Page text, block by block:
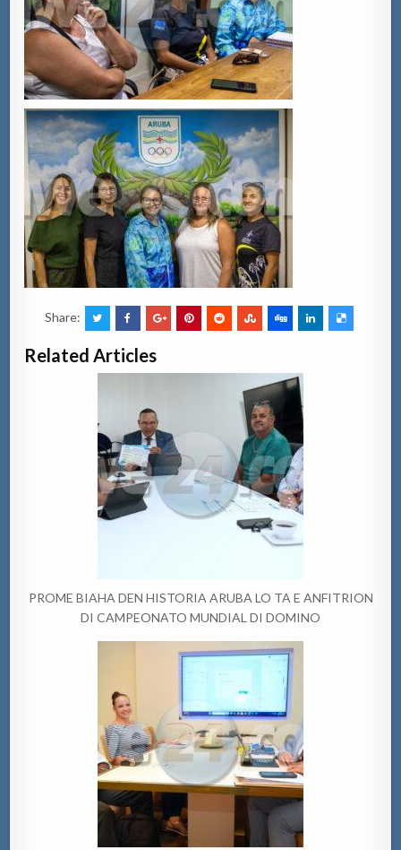
Share:
Related Articles
PROME BIAHA DEN HISTORIA ARUBA LO TA E ANFITRION
DI CAMPEONATO MUNDIAL DI DOMINO